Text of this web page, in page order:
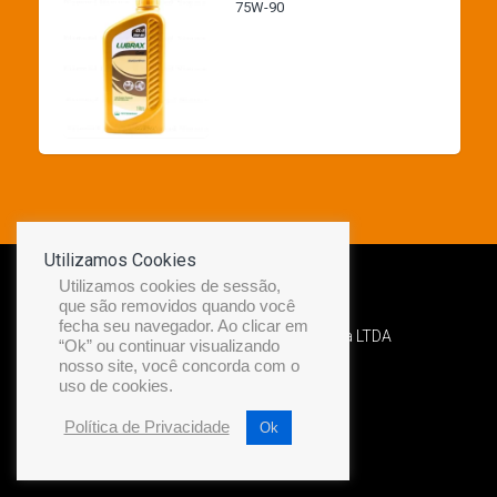
75W-90
Desenvolvido por Diamond Náutica LTDA
Utilizamos Cookies
Utilizamos cookies de sessão,
que são removidos quando você
fecha seu navegador. Ao clicar em
“Ok” ou continuar visualizando
nosso site, você concorda com o
uso de cookies.
Política de Privacidade Ok